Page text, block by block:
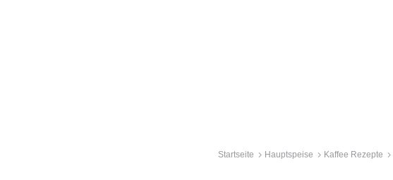
Startseite Hauptspeise Kaffee Rezepte